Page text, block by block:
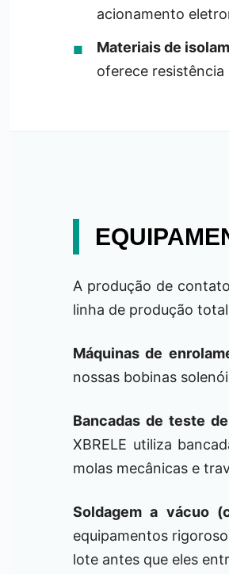
acionamento
Materiais de
oferece
A produção de
linha de produção
Máquinas de
nossas bobinas
Bancadas de teste
XBRELE utiliza
molas mecânicas e
Soldagem a vácuo
equipamentos
lote antes que eles